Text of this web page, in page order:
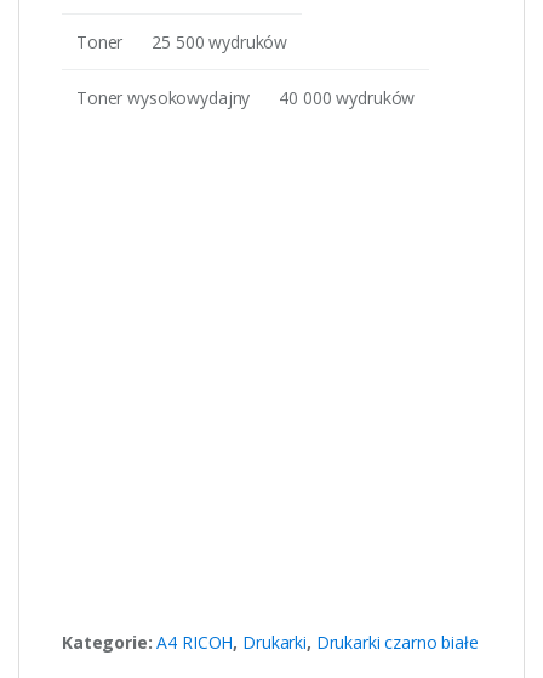
Toner 25 500 wydruków
Toner wysokowydajny 40 000 wydruków
Kategorie:A4 RICOH, Drukarki, Drukarki czarno białe